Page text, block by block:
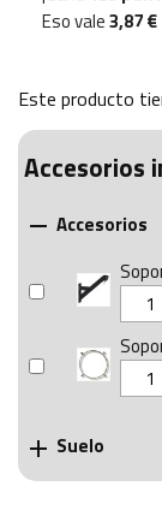
Eso vale3,87 €
Este producto
Accesorios
 Accesorios
 Suelo